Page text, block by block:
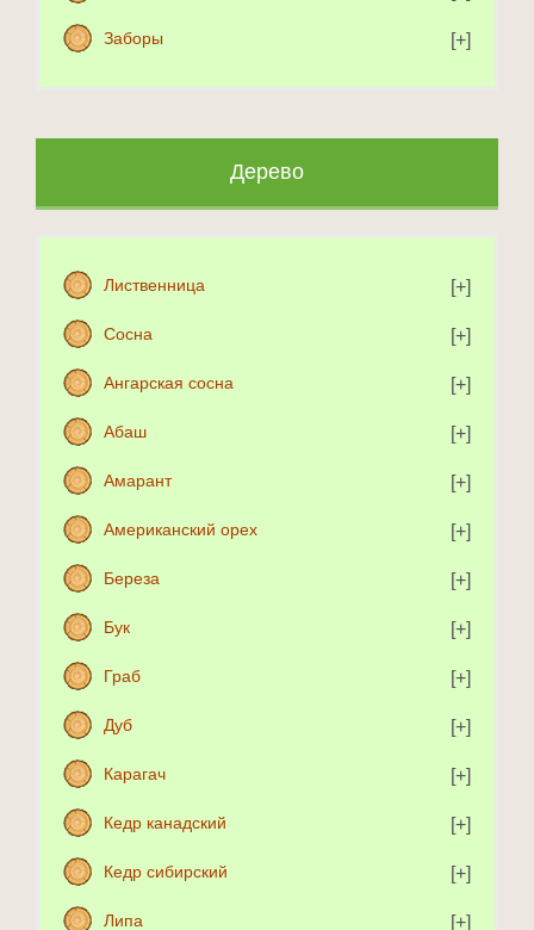
Заборы
Дерево
Лиственница
Сосна
Ангарская сосна
Абаш
Амарант
Американский орех
Береза
Бук
Граб
Дуб
Карагач
Кедр канадский
Кедр сибирский
Липа